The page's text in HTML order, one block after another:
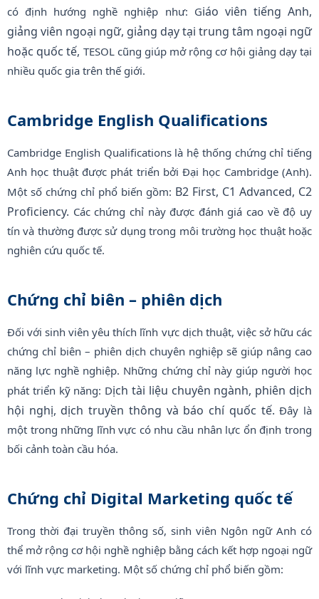
có định hướng nghề nghiệp như: Giáo viên tiếng Anh,
giảng viên ngoại ngữ, giảng dạy tại trung tâm ngoại ngữ
hoặc quốc tế, TESOL cũng giúp mở rộng cơ hội giảng dạy tại
nhiều quốc gia trên thế giới.
Cambridge English Qualifications
Cambridge English Qualifications là hệ thống chứng chỉ tiếng
Anh học thuật được phát triển bởi Đại học Cambridge (Anh).
Một số chứng chỉ phổ biến gồm: B2 First, C1 Advanced, C2
Proficiency. Các chứng chỉ này được đánh giá cao về độ uy
tín và thường được sử dụng trong môi trường học thuật hoặc
nghiên cứu quốc tế.
Chứng chỉ biên – phiên dịch
Đối với sinh viên yêu thích lĩnh vực dịch thuật, việc sở hữu các
chứng chỉ biên – phiên dịch chuyên nghiệp sẽ giúp nâng cao
năng lực nghề nghiệp. Những chứng chỉ này giúp người học
phát triển kỹ năng: Dịch tài liệu chuyên ngành, phiên dịch
hội nghị, dịch truyền thông và báo chí quốc tế.Đây là
một trong những lĩnh vực có nhu cầu nhân lực ổn định trong
bối cảnh toàn cầu hóa.
Chứng chỉ Digital Marketing quốc tế
Trong thời đại truyền thông số, sinh viên Ngôn ngữ Anh có
thể mở rộng cơ hội nghề nghiệp bằng cách kết hợp ngoại ngữ
với lĩnh vực marketing. Một số chứng chỉ phổ biến gồm: